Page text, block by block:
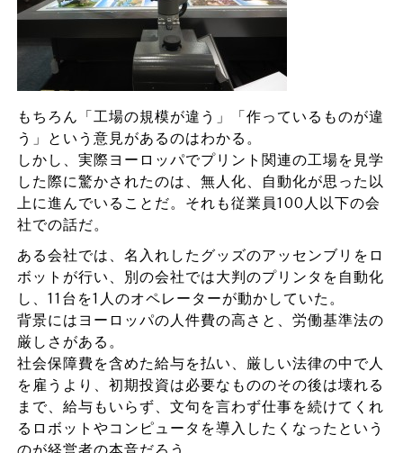
もちろん「工場の規模が違う」「作っているものが違
う」という意見があるのはわかる。
しかし、実際ヨーロッパでプリント関連の工場を見学
した際に驚かされたのは、無人化、自動化が思った以
上に進んでいることだ。それも従業員100人以下の会
社での話だ。
ある会社では、名入れしたグッズのアッセンブリをロ
ボットが行い、別の会社では大判のプリンタを自動化
し、11台を1人のオペレーターが動かしていた。
背景にはヨーロッパの人件費の高さと、労働基準法の
厳しさがある。
社会保障費を含めた給与を払い、厳しい法律の中で人
を雇うより、初期投資は必要なもののその後は壊れる
まで、給与もいらず、文句を言わず仕事を続けてくれ
るロボットやコンピュータを導入したくなったという
のが経営者の本音だろう。